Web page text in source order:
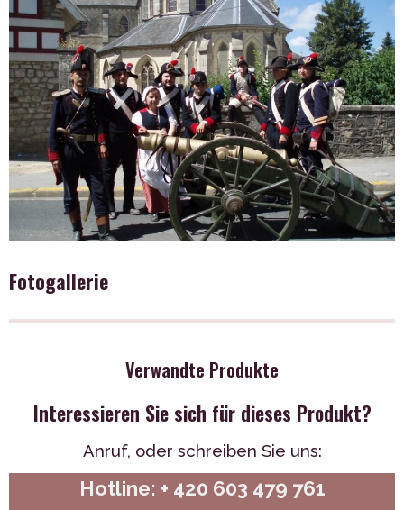
Fotogallerie
Verwandte Produkte
Interessieren Sie sich für dieses Produkt?
Anruf, oder schreiben Sie uns:
Hotline: + 420 603 479 761